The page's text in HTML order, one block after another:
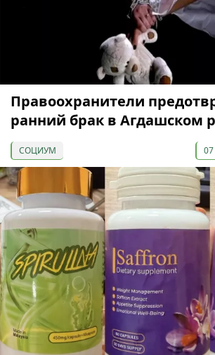
Правоохранители
ранний брак в Агдашском
СОЦИУМ